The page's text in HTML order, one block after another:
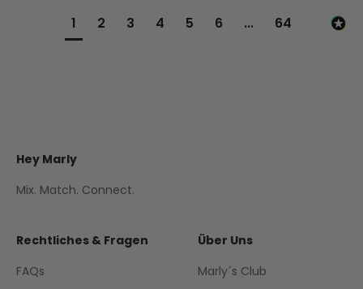
1 2 3 4 5 6 ... 64
Hey Marly
Mix. Match. Connect.
Rechtliches & Fragen
FAQs
Über Uns
Marly´s Club